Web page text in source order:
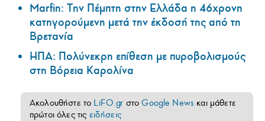
Marfin: Την Πέμπτη στην Ελλάδα η 46χρονη
κατηγορούμενη μετά την έκδοσή της από τη
Βρετανία
ΗΠΑ: Πολύνεκρη επίθεση με πυροβολισμούς
στη Βόρεια Καρολίνα
Ακολουθήστε το LiFO.gr στοGoogle News και μάθετε
πρώτοι όλες τις ειδήσεις